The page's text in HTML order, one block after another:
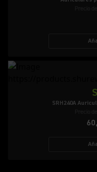
SRH240A